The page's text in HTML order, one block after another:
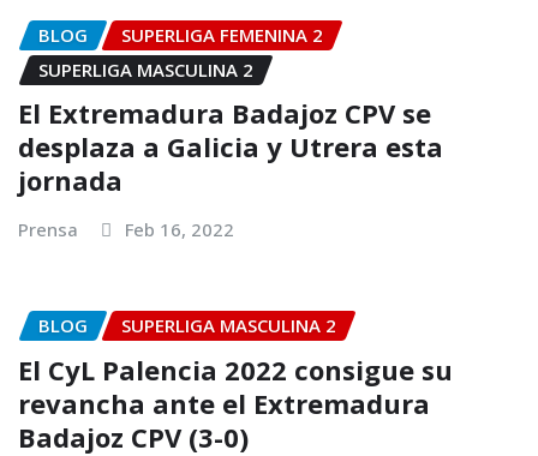
BLOG
SUPERLIGA FEMENINA 2
SUPERLIGA MASCULINA 2
El Extremadura Badajoz CPV se
desplaza a Galicia y Utrera esta
jornada
Prensa Feb 16, 2022
BLOG SUPERLIGA MASCULINA 2
El CyL Palencia 2022 consigue su
revancha ante el Extremadura
Badajoz CPV (3-0)